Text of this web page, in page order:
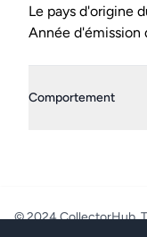
Le pays d'origine
Année d'émission
Comportement
© 2024 CollectorHub.